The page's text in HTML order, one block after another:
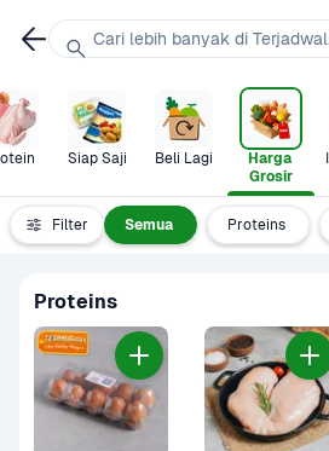
Siap Saji Beli Lagi
Harga
Grosir
Filter Semua Proteins
Proteins
Cari lebih banyak di